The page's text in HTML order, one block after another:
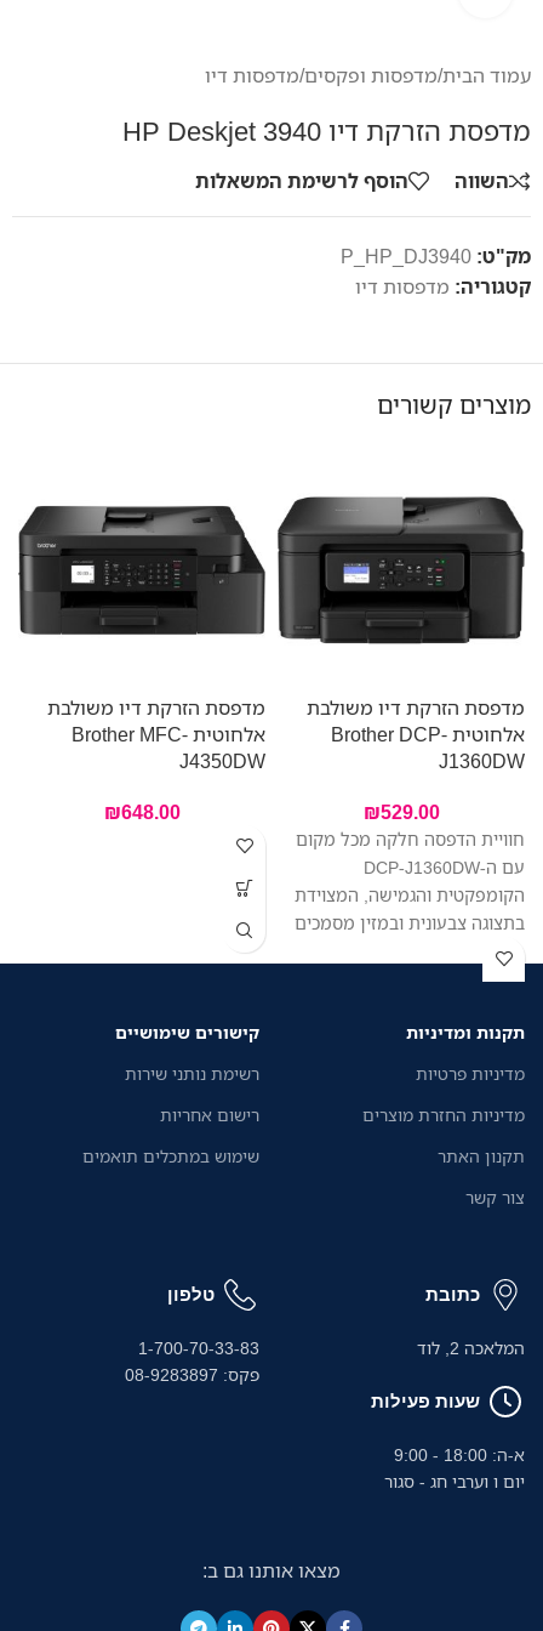
עמוד הבית/מדפסות ופקסים/מדפסות דיו
מדפסת הזרקת דיו HP Deskjet 3940
השווה הוסף לרשימת המשאלות
מק"ט: P_HP_DJ3940
קטגוריה: מדפסות דיו
מוצרים קשורים
מדפסת הזרקת דיו משולבת
אלחוטית Brother DCP-
J1360DW
₪529.00
חוויית הדפסה חלקה מכל מקום
עם ה-DCP-J1360DW
הקומפקטית והגמישה, המצוידת
בתצוגה צבעונית ובמזין מסמכים
אוטומטי לנוחות מקסימלית.
הדפסה, סריקה והעתקה בקלות
מספר דפים ברצף. החיבור
מהמכשירים הניידים שלהם
מדפסת הזרקת דיו משולבת
אלחוטית Brother MFC-
J4350DW
₪648.00
תקנות ומדיניות
מדיניות פרטיות
מדיניות החזרת מוצרים
תקנון האתר
צור קשר
קישורים שימושיים
רשימת נותני שירות
רישום אחריות
שימוש במתכלים תואמים
כתובת
המלאכה 2, לוד
שעות פעילות
א-ה: 18:00 - 9:00
יום ו וערבי חג - סגור
טלפון
1-700-70-33-83
פקס: 08-9283897
מצאו אותנו גם ב: